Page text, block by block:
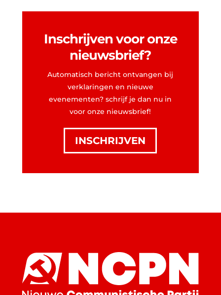
Inschrijven voor onze
nieuwsbrief?
Automatisch bericht ontvangen bij
verklaringen en nieuwe
evenementen? schrijf je dan nu in
voor onze nieuwsbrief!
INSCHRIJVEN